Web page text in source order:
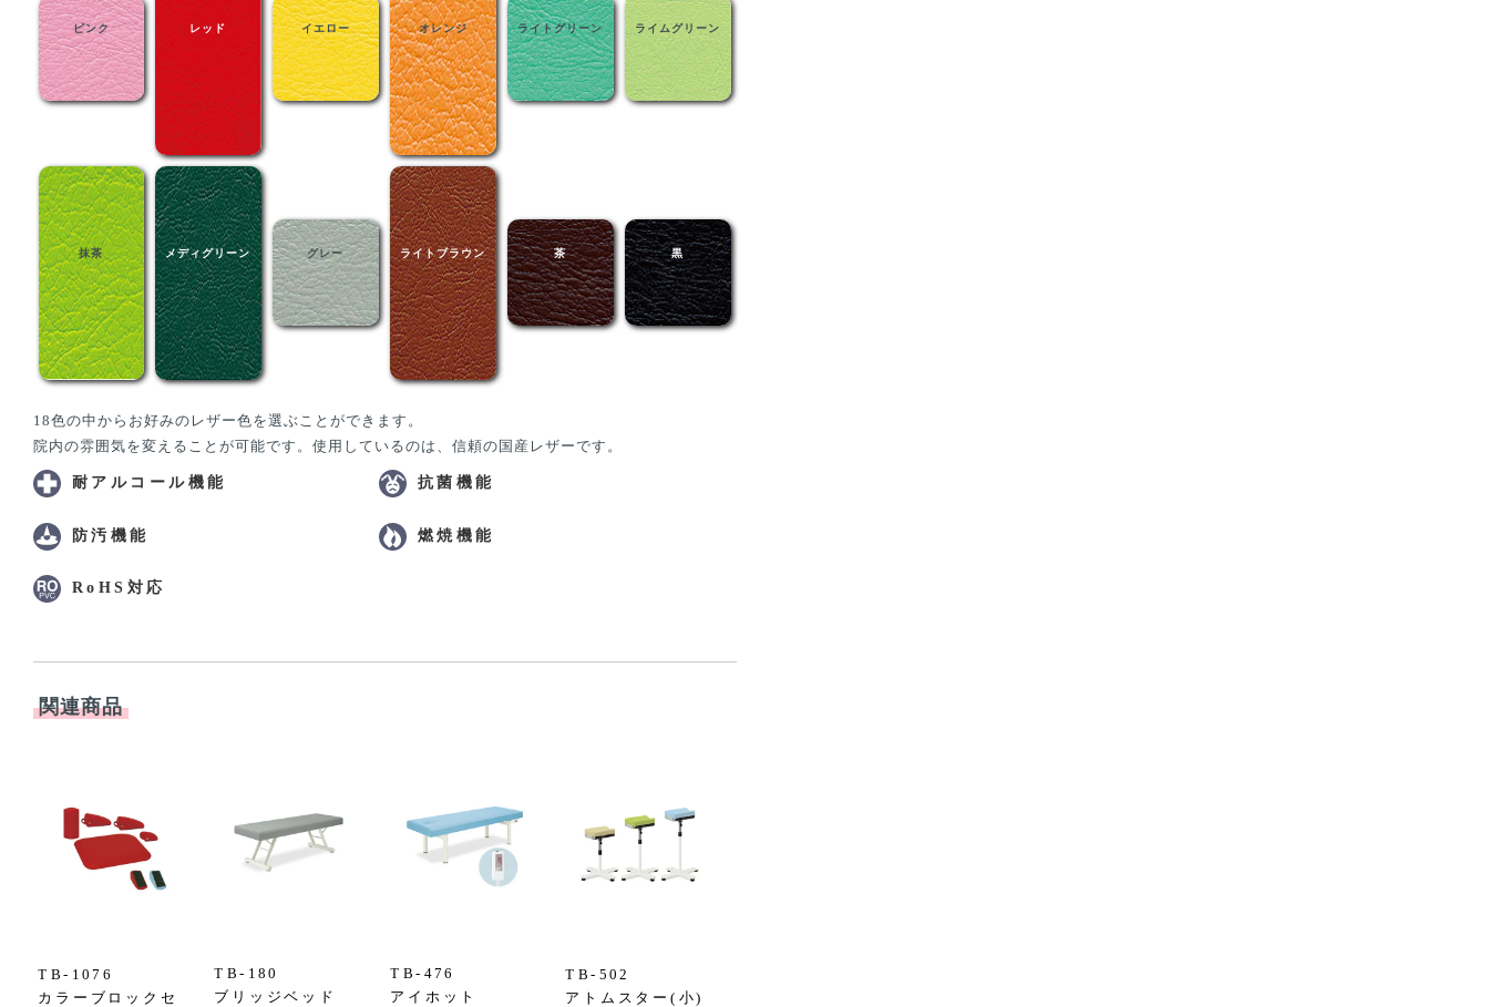
ピンク レッド イエロー オレンジ ライトグリーン ライムグリーン
抹茶 メディグリーン グレー ライトブラウン 茶 黒
18色の中からお好みのレザー色を選ぶことができます。
院内の雰囲気を変えることが可能です。使用しているのは、信頼の国産レザーです。
耐アルコール機能 抗菌機能
防汚機能 燃焼機能
RoHS対応
関連商品
TB-1076
カラーブロックセ
TB-180
ブリッジベッド
TB-476
アイホット
TB-502
アトムスター(小)